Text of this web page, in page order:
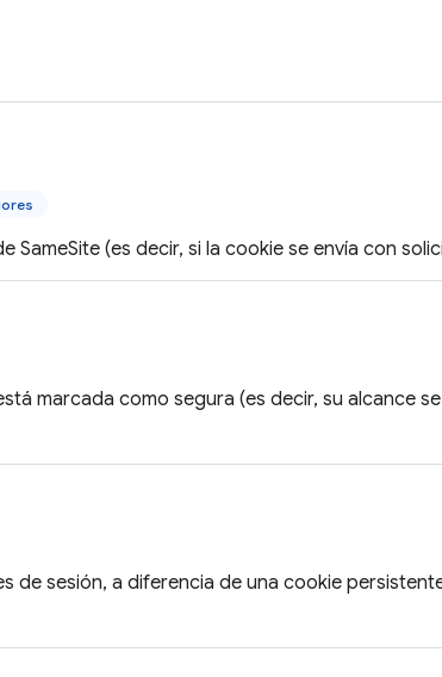
SameSite (es decir, si la cookie se envía con
marcada como segura (es decir, su alcance
de sesión, a diferencia de una cookie